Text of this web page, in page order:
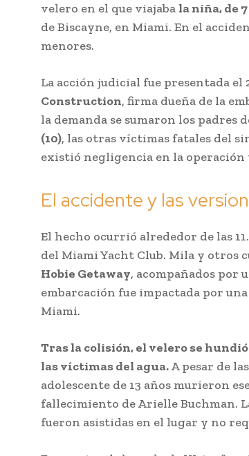
velero en el que viajaba la niña, de
de Biscayne, en Miami. En el
menores.
La acción judicial fue presentada
Construction, firma dueña de la
la demanda se sumaron los padres
(10), las otras víctimas fatales del
existió negligencia en la operación
El accidente y las
El hecho ocurrió alrededor de las
del Miami Yacht Club. Mila y otros
Hobie Getaway, acompañados por
embarcación fue impactada por
Miami.
Tras la colisión, el velero se
las víctimas del agua.A pesar de
adolescente de 13 años murieron
fallecimiento de Arielle Buchman.
fueron asistidas en el lugar y no